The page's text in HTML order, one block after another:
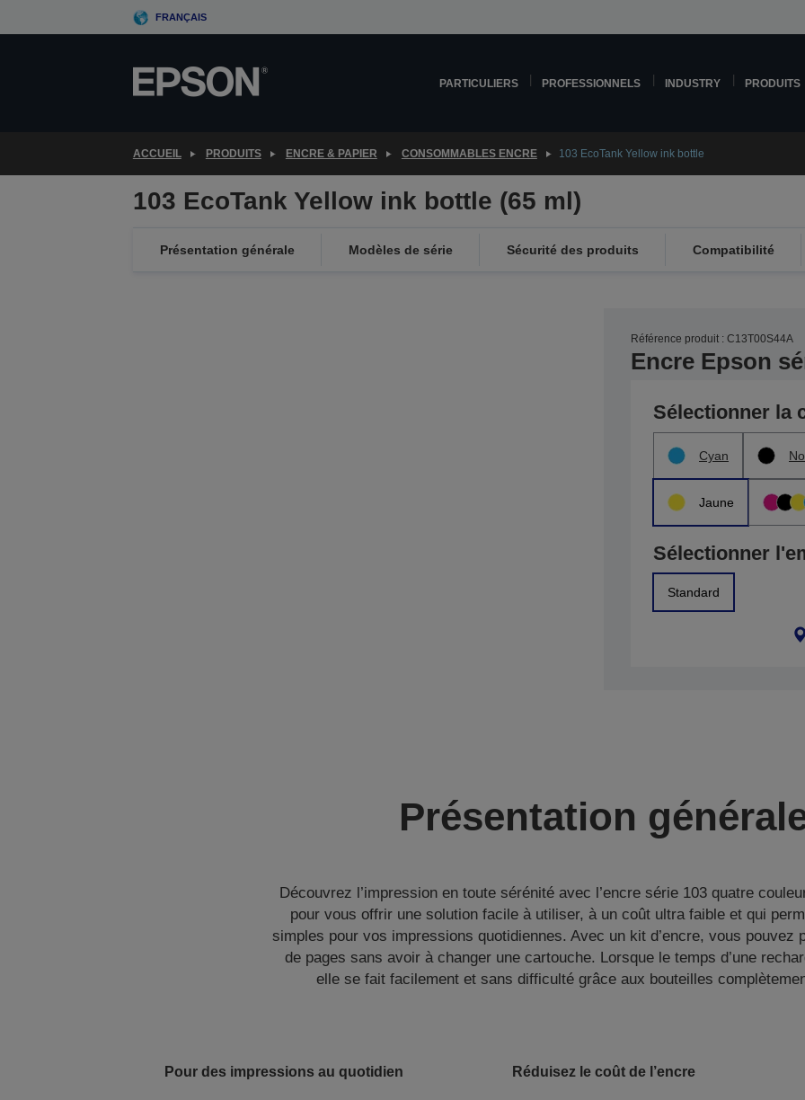
to
FRANÇAIS
PARTICULIERS PROFESSIONNELS INDUSTRY PRODUITS
ACCUEIL PRODUITS ENCRE & PAPIER CONSOMMABLES ENCRE 103 EcoTank Yellow ink bottle
103 EcoTank Yellow ink bottle (65 ml)
Présentation générale Modèles de série Sécurité des produits Compatibilité
Référence produit : C13T00S44A
Encre Epson
Sélectionner la
Cyan
Jaune
Sélectionner
Standard
Présentation
Découvrez l’impression en toute sérénité avec l’encre série 103 quatre
pour vous offrir une solution facile à utiliser, à un coût ultra faible et qui
simples pour vos impressions quotidiennes. Avec un kit d’encre, vous pouvez
de pages sans avoir à changer une cartouche. Lorsque le temps d’une
elle se fait facilement et sans difficulté grâce aux bouteilles
Pour des impressions au quotidien Réduisez le coût de l’encre